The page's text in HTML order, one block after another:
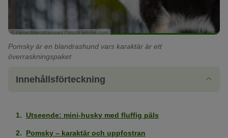
© camerasandcanines / stock.adobe.com
Pomsky är en blandrashund vars karaktär är ett
överraskningspaket
Innehållsförteckning
Utseende: mini-husky med fluffig päls
Pomsky – karaktär och uppfostran